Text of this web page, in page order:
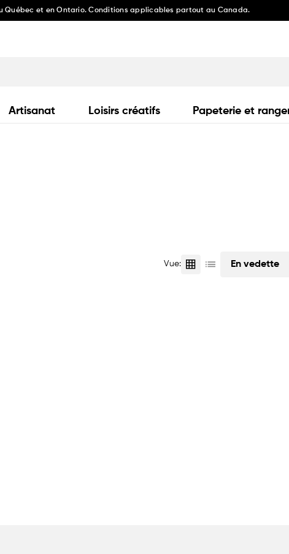
Québec et en Ontario. Conditions applicables partout au Canada.
Artisanat Loisirs créatifs Papeterie et
Vue:
par: